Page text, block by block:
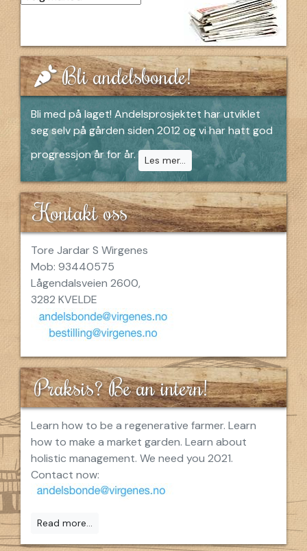
Bli andelsbonde!
Bli med på laget! Andelsprosjektet har utviklet
seg selv på gården siden 2012 og vi har hatt god
progressjon år for år.
Les mer...
Kontakt oss
Tore Jardar S Wirgenes
Mob: 93440575
Lågendalsveien 2600,
3282 KVELDE
Praksis? Be an intern!
Learn how to be a regenerative farmer. Learn
how to make a market garden. Learn about
holistic management. We need you 2021.
Contact now:
Read more...